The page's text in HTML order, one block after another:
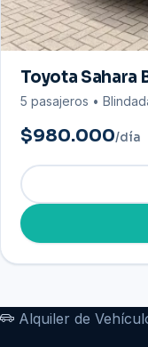
Toyota Sahara
5 pasajeros •
$980.000/día
Alquiler de